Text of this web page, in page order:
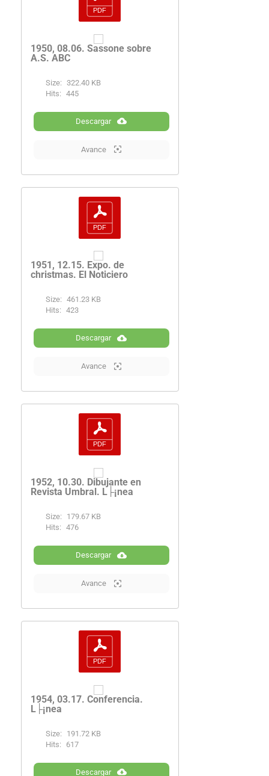
1950, 08.06. Sassone sobre
A.S. ABC
Size: 322.40 KB
Hits: 445
Descargar
Avance
1951, 12.15. Expo. de
christmas. El Noticiero
Size: 461.23 KB
Hits: 423
Descargar
Avance
1952, 10.30. Dibujante en
Revista Umbral. L├¡nea
Size:
179.67 KB
Hits: 476
Descargar
Avance
1954, 03.17. Conferencia.
L├¡nea
Size:
191.72 KB
Hits:
617
Descargar